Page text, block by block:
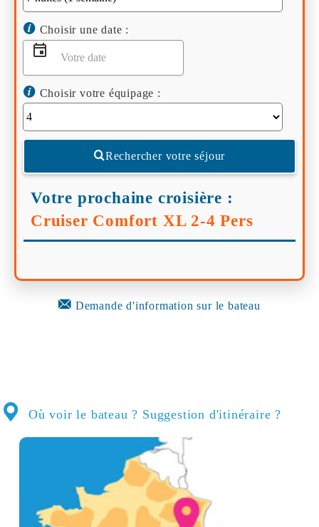
Choisir une date :
Choisir votre équipage :
Rechercher votre séjour
Votre prochaine croisière :
Cruiser Comfort XL 2-4 Pers
Demande d'information sur le bateau
Où voir le bateau ? Suggestion d'itinéraire ?